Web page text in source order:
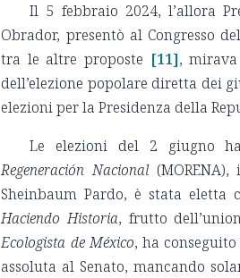
Il 5 febbraio 2024, l’allora
Obrador, presentò al Congresso
tra le altre proposte [11],
dell’elezione popolare diretta dei
elezioni per la Presidenza della
Le elezioni del 2 giugno
Regeneración Nacional
Sheinbaum Pardo, è stata
Haciendo Historia, frutto
Ecologista de México, ha
assoluta al Senato, mancando